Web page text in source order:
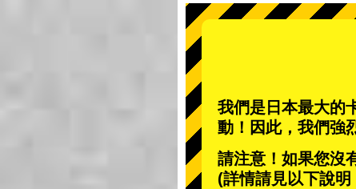
我們是日本最大的
動 ！因此，我們強
請注意！如果您沒
(詳情請見以下說明